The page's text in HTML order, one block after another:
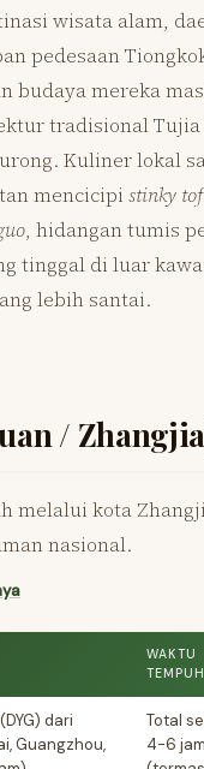
wisata alam,
pedesaan
mereka
tradisional
Kuliner lokal
mencicipi stinky
, hidangan tumis
tinggal di luar
lebih santai.
/
melalui kota
nasional.
WAKTU
TEMPUH
dari
Guangzhou,
Total
4-6 jam